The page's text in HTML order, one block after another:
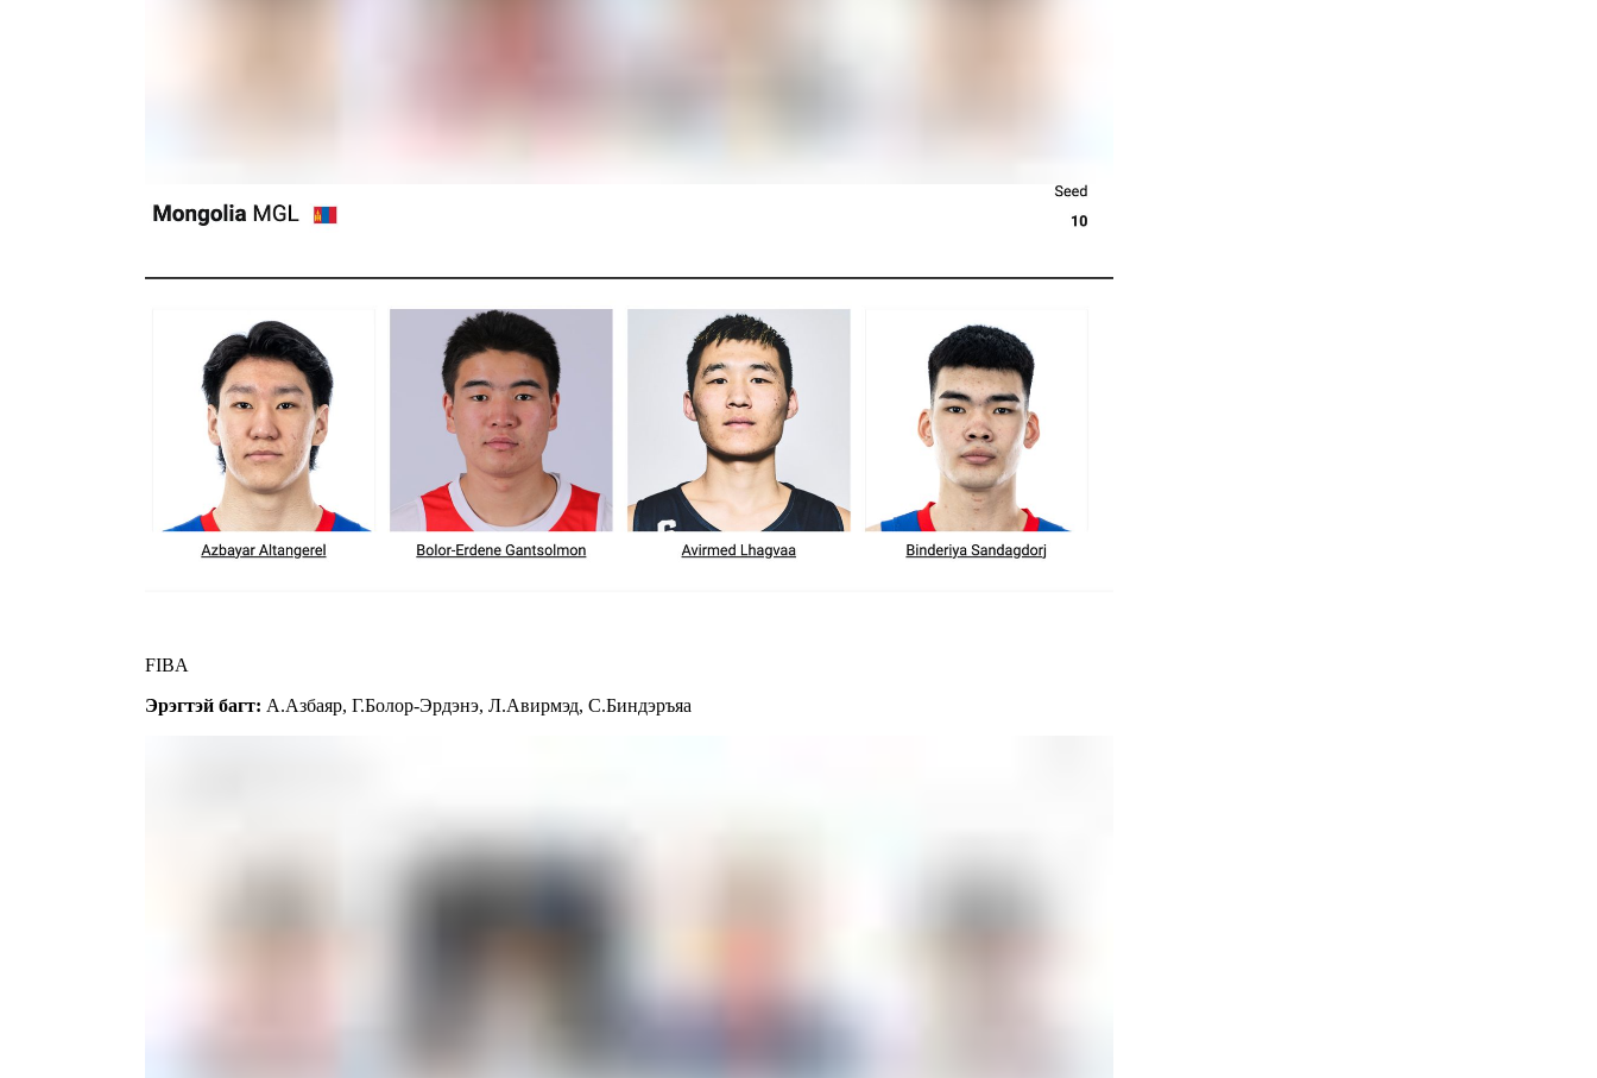
FIBA
Эрэгтэй багт: А.Азбаяр, Г.Болор-Эрдэнэ, Л.Авирмэд, С.Биндэръяа